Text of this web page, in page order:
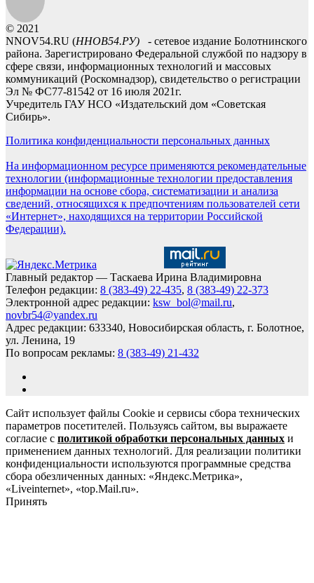
© 2021
NNOV54.RU (ННОВ54.РУ) - сетевое издание Болотнинского
района. Зарегистрировано Федеральной службой по надзору в
сфере связи, информационных технологий и массовых
коммуникаций (Роскомнадзор), свидетельство о регистрации
Эл № ФС77-81542 от 16 июля 2021г.
Учредитель ГАУ НСО «Издательский дом «Советская
Сибирь».
Политика конфиденциальности персональных данных
На информационном ресурсе применяются рекомендательные
технологии (информационные технологии предоставления
информации на основе сбора, систематизации и анализа
сведений, относящихся к предпочтениям пользователей сети
«Интернет», находящихся на территории Российской
Федерации).
Главный редактор — Таскаева Ирина Владимировна
Телефон редакции: 8 (383-49) 22-435, 8 (383-49) 22-373
Электронной адрес редакции: ksw_bol@mail.ru,
novbr54@yandex.ru
Адрес редакции: 633340, Новосибирская область, г. Болотное,
ул. Ленина, 19
По вопросам рекламы: 8 (383-49) 21-432
Сайт использует файлы Cookie и сервисы сбора технических
параметров посетителей. Пользуясь сайтом, вы выражаете
согласие с политикой обработки персональных данных и
применением данных технологий. Для реализации политики
конфиденциальности используются программные средства
сбора обезличенных данных: «Яндекс.Метрика»,
«Liveinternet», «top.Mail.ru».
Принять